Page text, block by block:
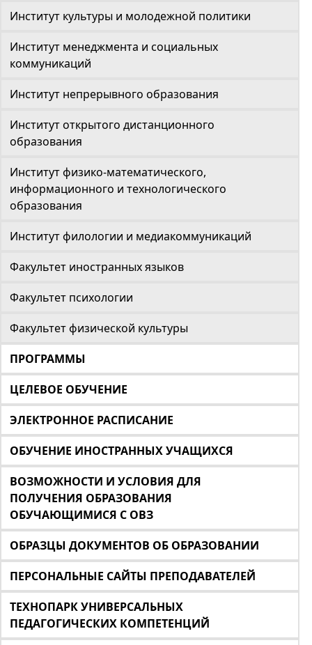
Институт культуры и молодежной политики
Институт менеджмента и социальных
коммуникаций
Институт непрерывного образования
Институт открытого дистанционного
образования
Институт физико-математического,
информационного и технологического
образования
Институт филологии и медиакоммуникаций
Факультет иностранных языков
Факультет психологии
Факультет физической культуры
ПРОГРАММЫ
ЦЕЛЕВОЕ ОБУЧЕНИЕ
ЭЛЕКТРОННОЕ РАСПИСАНИЕ
ОБУЧЕНИЕ ИНОСТРАННЫХ УЧАЩИХСЯ
ВОЗМОЖНОСТИ И УСЛОВИЯ ДЛЯ
ПОЛУЧЕНИЯ ОБРАЗОВАНИЯ
ОБУЧАЮЩИМИСЯ С ОВЗ
ОБРАЗЦЫ ДОКУМЕНТОВ ОБ ОБРАЗОВАНИИ
ПЕРСОНАЛЬНЫЕ САЙТЫ ПРЕПОДАВАТЕЛЕЙ
ТЕХНОПАРК УНИВЕРСАЛЬНЫХ
ПЕДАГОГИЧЕСКИХ КОМПЕТЕНЦИЙ